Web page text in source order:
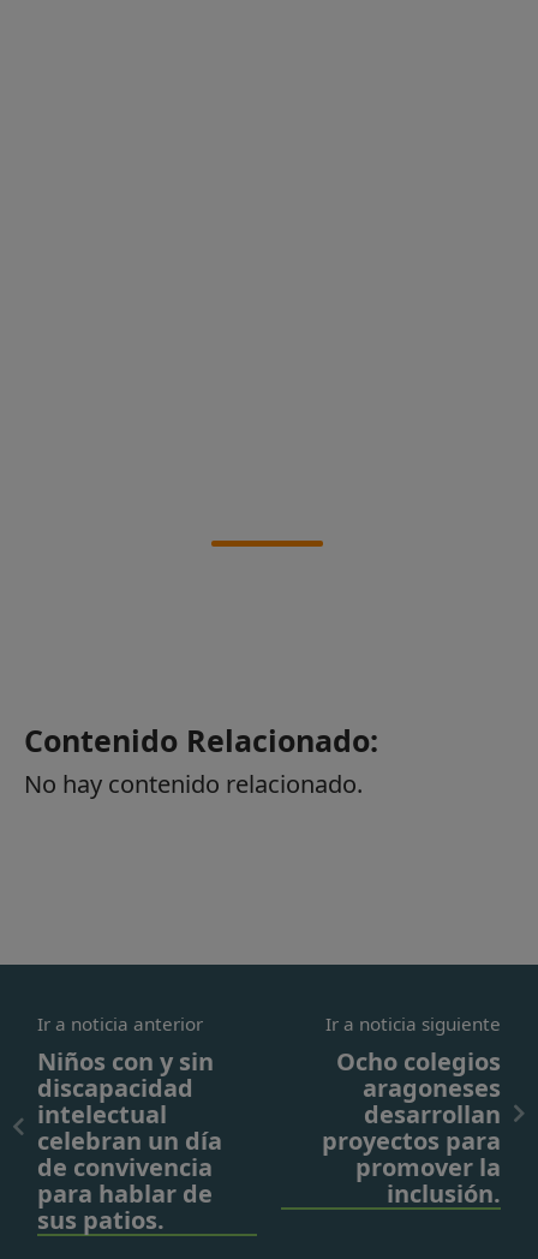
Contenido Relacionado:
No hay contenido relacionado.
Ir a noticia anterior
Niños con y sin
discapacidad
intelectual
celebran un día
de convivencia
para hablar de
sus patios.
Ir a noticia siguiente
Ocho colegios
aragoneses
desarrollan
proyectos para
promover la
inclusión.